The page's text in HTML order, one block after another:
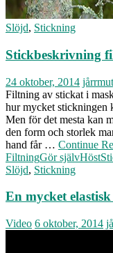
Slöjd, Stickning
Stickbeskrivning
24 oktober, 2014
Filtning av stickat i
hur mycket stickningen
Men för det mesta kan
den form och storlek
hand får … Continue
FiltningGör självHöst
Slöjd, Stickning
En mycket
Video 6 oktober, 2014